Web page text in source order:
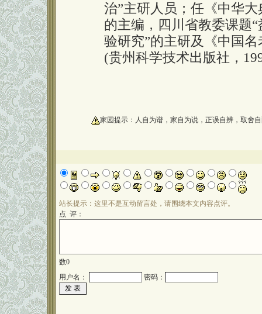
治”主研人员；任《中华
的主编，四川省教委课题
验研究”的主研及《中国
(贵州科学技术出版社，
家园提示：人自为谱，家自为说，正误自辨，取舍
站长提示：这里不是互动留言处，请围绕本文内容点评。
点 评：
数0
用户名：
密码：